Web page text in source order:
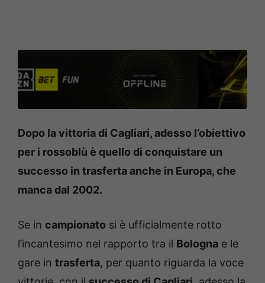
Dopo la vittoria di Cagliari, adesso l’obiettivo
per i rossoblù è quello di conquistare un
successo in trasferta anche in Europa, che
manca dal 2002.
Se in campionato si è ufficialmente rotto
l’incantesimo nel rapporto tra il Bologna e le
gare in trasferta, per quanto riguarda la voce